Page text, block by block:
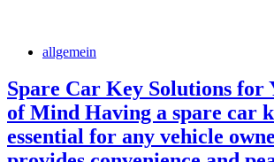
allgemein
Spare Car Key Solutions for
of Mind Having a spare car
essential for any vehicle